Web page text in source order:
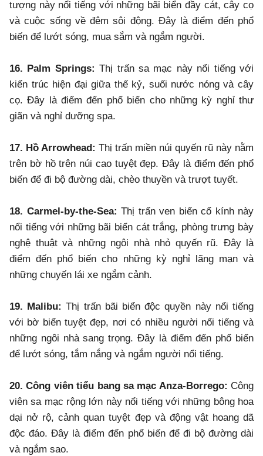
tượng này nổi tiếng với những bãi biển đầy cát, cây cọ
và cuộc sống về đêm sôi động. Đây là điểm đến phổ
biến để lướt sóng, mua sắm và ngắm người.
16. Palm Springs: Thị trấn sa mạc này nổi tiếng với
kiến ​​trúc hiện đại giữa thế kỷ, suối nước nóng và cây
cọ. Đây là điểm đến phổ biến cho những kỳ nghỉ thư
giãn và nghỉ dưỡng spa.
17. Hồ Arrowhead: Thị trấn miền núi quyến rũ này nằm
trên bờ hồ trên núi cao tuyệt đẹp. Đây là điểm đến phổ
biến để đi bộ đường dài, chèo thuyền và trượt tuyết.
18. Carmel-by-the-Sea: Thị trấn ven biển cổ kính này
nổi tiếng với những bãi biển cát trắng, phòng trưng bày
nghệ thuật và những ngôi nhà nhỏ quyến rũ. Đây là
điểm đến phổ biến cho những kỳ nghỉ lãng mạn và
những chuyến lái xe ngắm cảnh.
19. Malibu: Thị trấn bãi biển độc quyền này nổi tiếng
với bờ biển tuyệt đẹp, nơi có nhiều người nổi tiếng và
những ngôi nhà sang trọng. Đây là điểm đến phổ biến
để lướt sóng, tắm nắng và ngắm người nổi tiếng.
20. Công viên tiểu bang sa mạc Anza-Borrego: Công
viên sa mạc rộng lớn này nổi tiếng với những bông hoa
dại nở rộ, cảnh quan tuyệt đẹp và động vật hoang dã
độc đáo. Đây là điểm đến phổ biến để đi bộ đường dài
và ngắm sao.